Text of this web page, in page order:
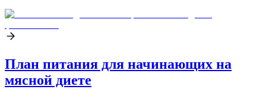
План питания для начинающих на
мясной диете